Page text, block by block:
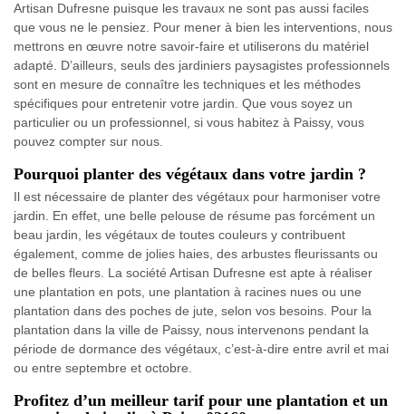
Artisan Dufresne puisque les travaux ne sont pas aussi faciles
que vous ne le pensiez. Pour mener à bien les interventions, nous
mettrons en œuvre notre savoir-faire et utiliserons du matériel
adapté. D’ailleurs, seuls des jardiniers paysagistes professionnels
sont en mesure de connaître les techniques et les méthodes
spécifiques pour entretenir votre jardin. Que vous soyez un
particulier ou un professionnel, si vous habitez à Paissy, vous
pouvez compter sur nous.
Pourquoi planter des végétaux dans votre jardin ?
Il est nécessaire de planter des végétaux pour harmoniser votre
jardin. En effet, une belle pelouse de résume pas forcément un
beau jardin, les végétaux de toutes couleurs y contribuent
également, comme de jolies haies, des arbustes fleurissants ou
de belles fleurs. La société Artisan Dufresne est apte à réaliser
une plantation en pots, une plantation à racines nues ou une
plantation dans des poches de jute, selon vos besoins. Pour la
plantation dans la ville de Paissy, nous intervenons pendant la
période de dormance des végétaux, c’est-à-dire entre avril et mai
ou entre septembre et octobre.
Profitez d’un meilleur tarif pour une plantation et un